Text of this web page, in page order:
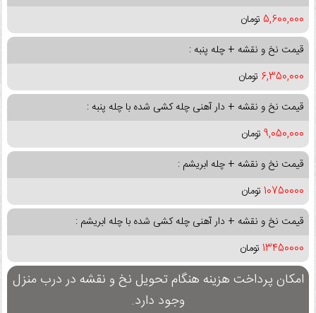
5,600,000 تومان
قیمت نخ و نقشه + چله پنبه :
6,350,000 تومان
قیمت نخ و نقشه + دار آهنی چله کشی شده با چله پنبه :
9,050,000 تومان
قیمت نخ و نقشه + چله ابریشم :
10750000 تومان
قیمت نخ و نقشه + دار آهنی چله کشی شده با چله ابریشم :
13450000 تومان
امکان پرداخت هزینه هنگام تحویل نخ و نقشه در درب منزل
وجود دارد.